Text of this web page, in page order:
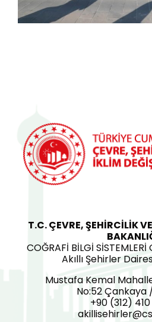
T.C. ÇEVRE, ŞEHİRCİLİK
COĞRAFİ BİLGİ SİSTEMLERİ
Akıllı Şehirler
Mustafa Kemal
No:52 Çankaya
+90 (312)